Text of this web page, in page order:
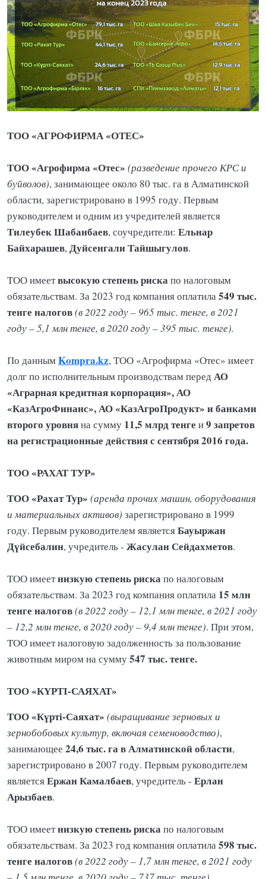
ТОО «АГРОФИРМА «ОТЕС»
ТОО «Агрофирма «Отес» (разведение прочего КРС и
буйволов), занимающее около 80 тыс. га в Алматинской
области, зарегистрировано в 1995 году. Первым
руководителем и одним из учредителей является
ТилеубекШабанбаев, соучредители: Ельнар
Байхарашев,ДуйсенгалиТайшыгулов.
ТОО имеетвысокую степень рискапо налоговым
обязательствам. За 2023 год компания оплатила549 тыс.
тенге налогов(в 2022 году – 965 тыс. тенге, в 2021
году – 5,1 млн тенге, в 2020 году – 395 тыс. тенге).
По даннымKompra.kz, ТОО «Агрофирма «Отес» имеет
долг по исполнительным производствам передАО
«Аграрная кредитная корпорация», АО
«КазАгроФинанс», АО «КазАгроПродукт» и банками
второго уровняна сумму 11,5 млрд тенге и9 запретов
на регистрационные действия с сентября 2016 года.
ТОО «РАХАТ ТУР»
ТОО «Рахат Тур» (аренда прочих машин, оборудования
и материальных активов) зарегистрировано в 1999
году. Первым руководителем являетсяБауыржан
Дүйсебалин, учредитель - ЖасуланСейдахметов.
ТОО имеетнизкую степень рискапо налоговым
обязательствам. За 2023 год компания оплатила 15 млн
тенге налогов(в 2022 году – 12,1 млн тенге, в 2021 году
– 12,2 млн тенге, в 2020 году – 9,4 млн тенге). При этом,
ТОО имеет налоговую задолженность за пользование
животным миромна сумму547 тыс. тенге.
ТОО «КҮРТІ-САЯХАТ»
ТОО «Күрті-Саяхат» (выращивание зерновых и
зернобобовых культур, включая семеноводство),
занимающее 24,6 тыс. га в Алматинской области,
зарегистрировано в 2007 году. Первым руководителем
являетсяЕржанКамалбаев, учредитель - Ерлан
Арызбаев.
ТОО имеетнизкую степень рискапо налоговым
обязательствам. За 2023 год компания оплатила598 тыс.
тенге налогов(в 2022 году – 1,7 млн тенге, в 2021 году